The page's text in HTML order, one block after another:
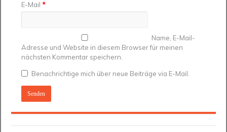
E-Mail*
Name, E-Mail-
Adresse und Website in diesem Browser für meinen
nächsten Kommentar speichern.
Benachrichtige mich über neue Beiträge via E-Mail.